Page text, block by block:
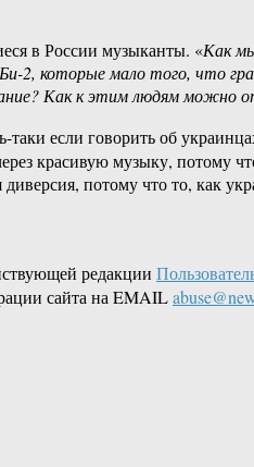
в России музыканты. «Как
2, которые мало того, что
Как к этим людям можно
если говорить об
красивую музыку, потому
потому что то, как
редакции
сайта на EMAIL